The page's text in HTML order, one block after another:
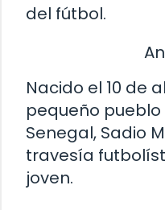
del fútbol.
Nacido el 10 de
pequeño
Senegal, Sadio
travesía
joven.